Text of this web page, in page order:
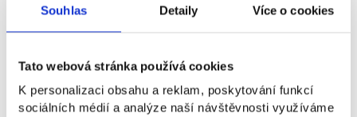
Souhlas Detaily Více o cookies
Tato webová stránka používá cookies
K personalizaci obsahu a reklam, poskytování funkcí
sociálních médií a analýze naší návštěvnosti využíváme
Vyučující aplikované psychologie, koordinátorka
kvality výuky, metodička bakalářských a